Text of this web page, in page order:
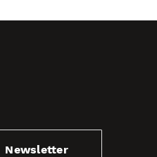
Newsletter